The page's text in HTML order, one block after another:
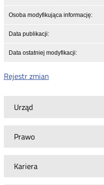
Urząd
Prawo
Kariera
Osoba modyfikująca informację:
Data publikacji:
Data ostatniej modyfikacji:
Rejestr zmian